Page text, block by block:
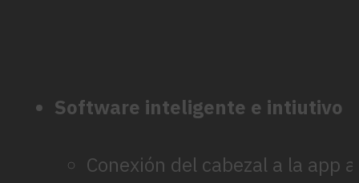
Software inteligente e intiutivo
Conexión del cabezal a la app